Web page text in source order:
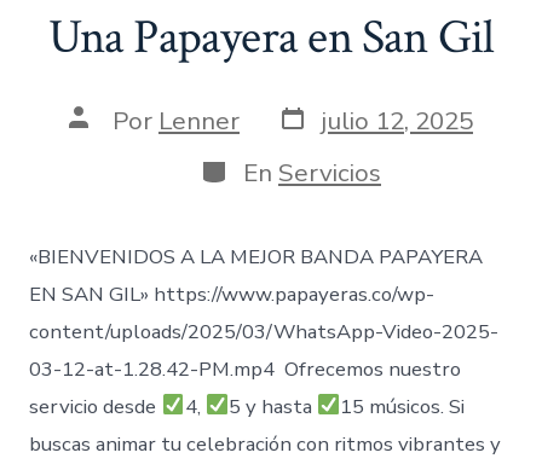
Una Papayera en San Gil
AutorPor Lenner Fecha
de
publicación
julio 12, 2025
Categorías
En Servicios
«BIENVENIDOS A LA MEJOR BANDA PAPAYERA
EN SAN GIL» https://www.papayeras.co/wp-
content/uploads/2025/03/WhatsApp-Video-2025-
03-12-at-1.28.42-PM.mp4 Ofrecemos nuestro
servicio desde
4, 5 y hasta
15 músicos. Si
buscas animar tu celebración con ritmos vibrantes y